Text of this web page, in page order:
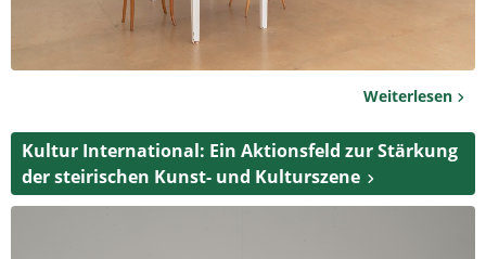
Weiterlesen
Kultur International: Ein Aktionsfeld zur Stärkung
der steirischen Kunst- und Kulturszene